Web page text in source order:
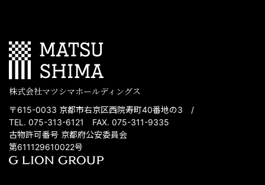
株式会社マツシマホールディングス
〒615-0033 京都市右京区西院寿町40番地の3 /
TEL. 075-313-6121 FAX. 075-311-9335
古物許可番号 京都府公安委員会
第611129610022号